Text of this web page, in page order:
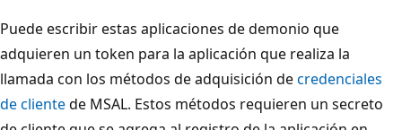
Puede escribir estas aplicaciones de demonio que
adquieren un token para la aplicación que realiza la
llamada con los métodos de adquisición decredenciales
de clientede MSAL. Estos métodos requieren un secreto